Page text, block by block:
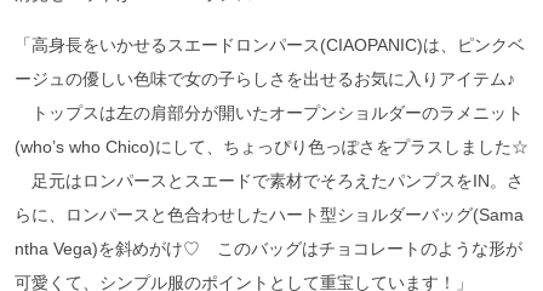
「高身長をいかせるスエードロンパース(CIAOPANIC)は、ピンクベ
ージュの優しい色味で女の子らしさを出せるお気に入りアイテム♪
トップスは左の肩部分が開いたオープンショルダーのラメニット
(who’s who Chico)にして、ちょっぴり色っぽさをプラスしました☆
足元はロンパースとスエードで素材でそろえたパンプスをIN。さ
らに、ロンパースと色合わせしたハート型ショルダーバッグ(Sama
ntha Vega)を斜めがけ♡ このバッグはチョコレートのような形が
可愛くて、シンプル服のポイントとして重宝しています！」